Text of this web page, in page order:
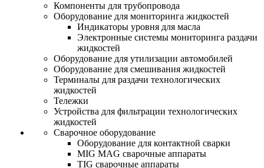
Компоненты для трубопровода
Оборудование для мониторинга жидкостей
Индикаторы уровня для масла
Электронные системы мониторинга раздачи
жидкостей
Оборудование для утилизации автомобилей
Оборудование для смешивания жидкостей
Терминалы для раздачи технологических
жидкостей
Тележки
Устройства для фильтрации технологических
жидкостей
Сварочное оборудование
Оборудование для контактной сварки
MIG MAG сварочные аппараты
TIG сварочные аппараты